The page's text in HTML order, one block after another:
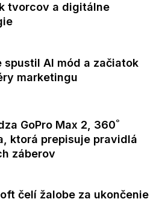
tvorcov a digitálne
spustil AI mód a začiatok
marketingu
GoPro Max 2, 360˚
ktorá prepisuje pravidlá
záberov
čelí žalobe za ukončenie